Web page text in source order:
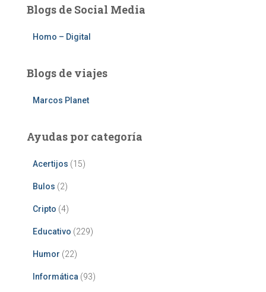
Blogs de Social Media
Homo – Digital
Blogs de viajes
Marcos Planet
Ayudas por categoría
Acertijos (15)
Bulos (2)
Cripto (4)
Educativo (229)
Humor (22)
Informática (93)